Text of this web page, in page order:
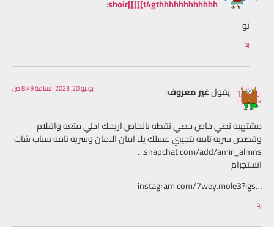
shoir[[[[[t4gthhhhhhhhhhhh
:
نو
رد
يقولغير معروف: يونيو 20, 2023 الساعة 8:49 ص
مشتهيه نطي خاص حطي نقطه بالخاص اريحك احلي متعه وافلام
وقصص سريه تامه بتجيبي عسلك يلا امان الامان وسريه تامه سناب شات
snapchat.com/add/amir_almns‎…
انستجرام
instagram.com/7wey.mole3?igs…‎
رد